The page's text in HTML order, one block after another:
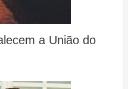
a União do